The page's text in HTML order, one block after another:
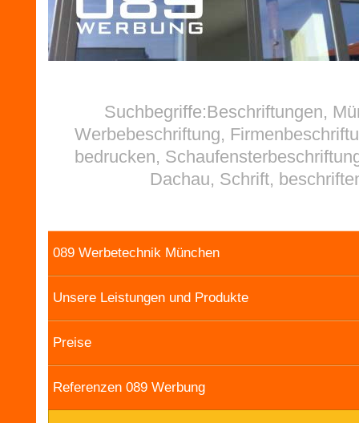
Suchbegriffe:Beschriftungen,
Werbebeschriftung,
bedrucken,
Dachau, Schrift,
089 Werbetechnik München
Unsere Leistungen und Produkte
Preise
Referenzen 089 Werbung